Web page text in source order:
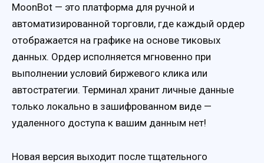
MoonBot — это платформа для ручной и
автоматизированной торговли, где каждый ордер
отображается на графике на основе тиковых
данных. Ордер исполняется мгновенно при
выполнении условий биржевого клика или
автостратегии. Терминал хранит личные данные
только локально в зашифрованном виде —
удаленного доступа к вашим данным нет!
Новая версия выходит после тщательного